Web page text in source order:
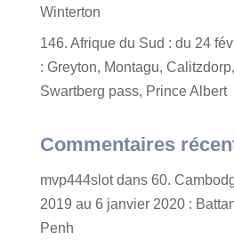
Winterton
146. Afrique du Sud : du 24
: Greyton, Montagu,
Swartberg pass, Prince Albert
Commentaires
mvp444slotdans 60.
2019 au 6 janvier 2020 :
Penh